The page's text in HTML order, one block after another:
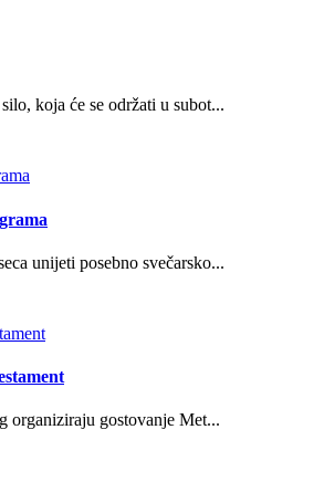
koja će se održati u subot...
unijeti posebno svečarsko...
organiziraju gostovanje Met...